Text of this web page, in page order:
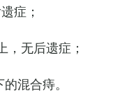
症；
，无后遗症；
混合痔。